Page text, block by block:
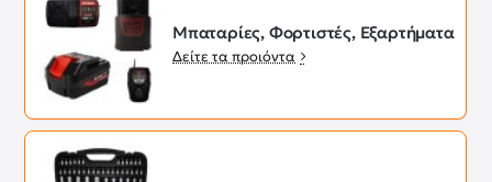
Μπαταρίες, Φορτιστές, Εξαρτήματα
Δείτε τα προιόντα